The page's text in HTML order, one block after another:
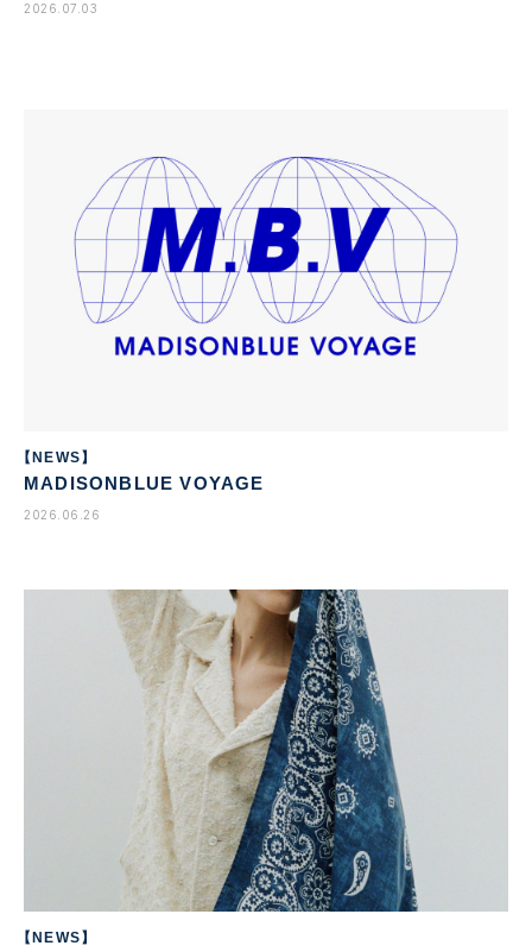
2026.07.03
【NEWS】
MADISONBLUE VOYAGE
2026.06.26
【NEWS】